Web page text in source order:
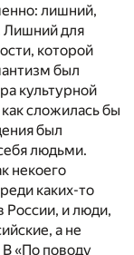
лишний,
Лишний для
которой
был
культурной
сложилась бы
был
людьми.
некое­го
каких-то
России, и люди,
а не
«По поводу